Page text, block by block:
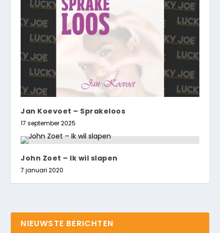
Jan Koevoet – Sprakeloos
17 september 2025
John Zoet – Ik wil slapen
7 januari 2020
NIEUWSTE BERICHTEN